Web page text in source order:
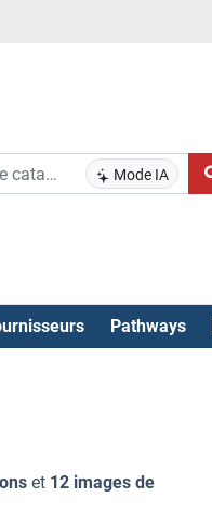
Mode IA
Pathways
et 12 images de